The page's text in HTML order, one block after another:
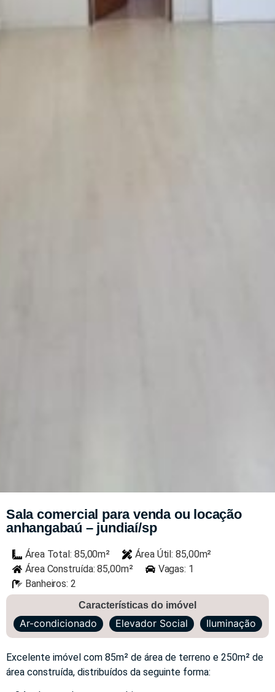
Sala comercial para venda ou locação
anhangabaú – jundiaí/sp
Área Total: 85,00m²
Área Útil: 85,00m²
Área Construída: 85,00m²
Vagas: 1
Banheiros: 2
Características do imóvel
Ar-condicionado Elevador Social Iluminação
Excelente imóvel com 85m² de área de terreno e 250m² de
área construída, distribuídos da seguinte forma: